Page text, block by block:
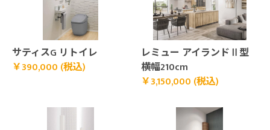
サティスG リトイレ
￥390,000 (税込)
￥390,000 (税込)">
レミュー アイランドⅡ型
横幅210cm
￥3,150,000 (税込)
￥3,150,000 (税込)">